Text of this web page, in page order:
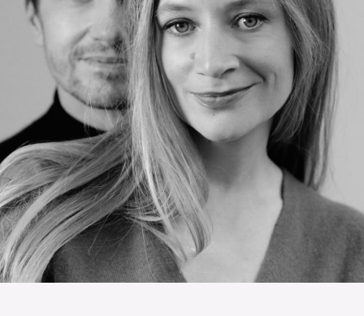
Die OnR mit euch
Führungen durch die Oper